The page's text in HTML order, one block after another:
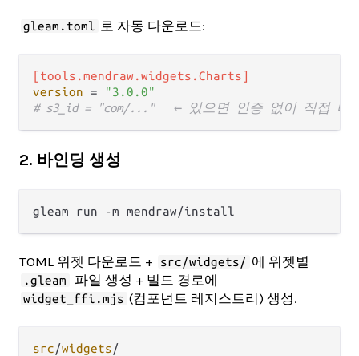
gleam.toml 로 자동 다운로드:
[tools.mendraw.widgets.Charts]
version =
"3.0.0"
# s3_id = "com/..."   ← 있으면 인증 없이 직접 다
2. 바인딩 생성
TOML 위젯 다운로드 + src/widgets/ 에 위젯별
.gleam 파일 생성 + 빌드 경로에
widget_ffi.mjs (컴포넌트 레지스트리) 생성.
src/widgets/